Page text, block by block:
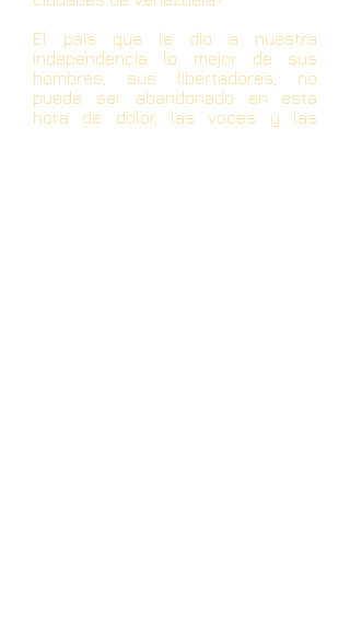
El país que le dio a nuestra
independencia lo mejor de sus
hombres, sus libertadores, no
puede ser abandonado en esta
hora de dolor, las voces y las